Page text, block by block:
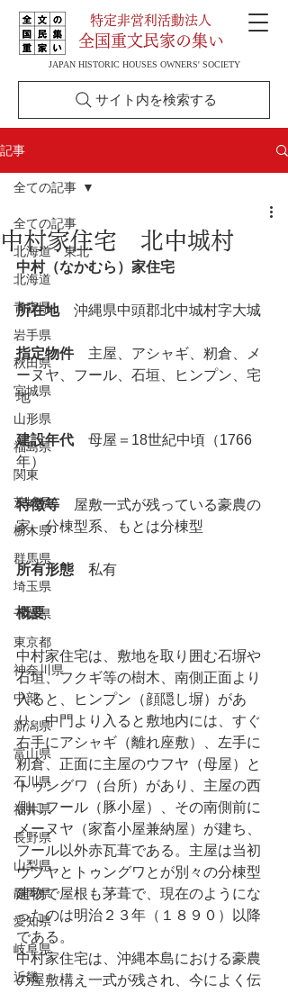
特定非営利活動法人
全国重文民家の集い
JAPAN HISTORIC HOUSES OWNERS' SOCIETY
サイト内を検索する
記事
全ての記事
北海道・東北
北海道
青森県
岩手県
秋田県
宮城県
山形県
福島県
関東
茨城県
栃木県
群馬県
埼玉県
千葉県
東京都
神奈川県
中部
新潟県
富山県
石川県
福井県
長野県
山梨県
静岡県
愛知県
岐阜県
近畿
全ての記事
中村家住宅 北中城村
中村（なかむら）家住宅
所在地 沖縄県中頭郡北中城村字大城
指定物件 主屋、アシャギ、籾倉、メ
ーヌヤ、フール、石垣、ヒンプン、宅
地
建設年代 母屋＝18世紀中頃（1766
年）
特徴等 屋敷一式が残っている豪農の
家、分棟型系、もとは分棟型
所有形態 私有
概要
中村家住宅は、敷地を取り囲む石塀や
石垣、フクギ等の樹木、南側正面より
入ると、ヒンプン（顔隠し塀）があ
り、中門より入ると敷地内には、すぐ
右手にアシャギ（離れ座敷）、左手に
籾倉、正面に主屋のウフヤ（母屋）と
トゥングワ（台所）があり、主屋の西
側にフール（豚小屋）、その南側前に
メーヌヤ（家畜小屋兼納屋）が建ち、
フール以外赤瓦葺である。主屋は当初
ウフヤとトゥングワとが別々の分棟型
建物で屋根も茅葺で、現在のようにな
ったのは明治２３年（１８９０）以降
である。
中村家住宅は、沖縄本島における豪農
の屋敷構え一式が残され、今によく伝